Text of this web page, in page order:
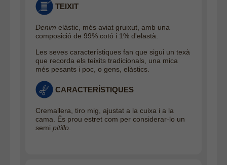
TEIXIT
Denim elàstic, més aviat gruixut, amb una
composició de 99% cotó i 1% d'elastà.
Les seves característiques fan que sigui un texà
que recorda els teixits tradicionals, una mica
més pesants i poc, o gens, elàstics.
CARACTERÍSTIQUES
Cremallera, tiro mig, ajustat a la cuixa i a la
cama. És prou estret com per considerar-lo un
semi pitillo.